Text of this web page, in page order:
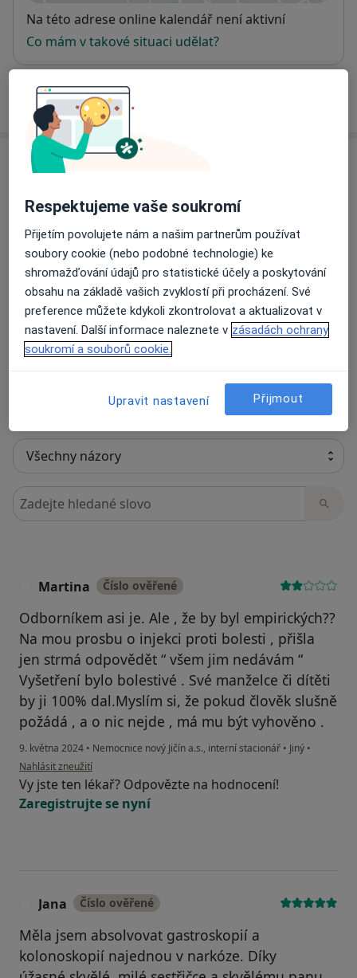
Dostupnost
Na této adrese online kalendář není aktivní
Co mám v takové situaci udělat?
Názory
Přidejte svůj názor
19 názorů
Recenze pacientů jsou pro nás důležité.
Specialisté nemají možnost zaplatit za
Další informace o názorech
Hledejte v názorech
Martina Číslo ověřené
Odborníkem asi je. Ale , že by byl empirických??
Na mou prosbu o injekci proti bolesti , přišla
jen strmá odpovědět “ všem jim nedávám “
Vyšetření bylo bolestivé . Své manželce či dítěti
by ji 100% dal.Myslím si, že pokud člověk slušně
požádá , a o nic nejde , má mu být vyhověno .
9. května 2024 • Nemocnice nový Jičín a.s., interní stacionář • Jiný •
podle názoru uživatele Martina
Nahlásit zneužití
Vy jste ten lékař? Odpovězte na hodnocení!
Zaregistrujte se nyní
Jana Číslo ověřené
Měla jsem absolvovat gastroskopií a
kolonoskopií najednou v narkóze. Díky
Respektujeme vaše soukromí
Přijetím povolujete nám a našim partnerům používat
soubory cookie (nebo podobné technologie) ke
shromažďování údajů pro statistické účely a poskytování
obsahu na základě vašich zvyklostí při procházení. Své
preference můžete kdykoli zkontrolovat a aktualizovat v
nastavení. Další informace naleznete v zásadách ochrany
soukromí a souborů cookie.
Upravit nastavení Přijmout